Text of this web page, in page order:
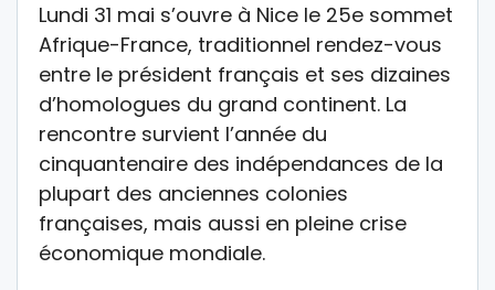
Lundi 31 mai s’ouvre à Nice le 25e sommet
Afrique-France, traditionnel rendez-vous
entre le président français et ses dizaines
d’homologues du grand continent. La
rencontre survient l’année du
cinquantenaire des indépendances de la
plupart des anciennes colonies
françaises, mais aussi en pleine crise
économique mondiale.